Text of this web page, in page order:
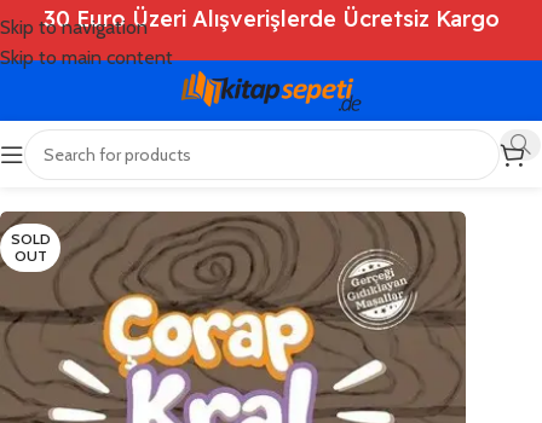
Skip to navigation
Skip to main content
30 Euro Üzeri Alışverişlerde Ücretsiz Kargo
Ana Sayfa Shop
SOLD
OUT